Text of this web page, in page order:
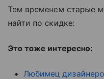
Тем временем старые
найти по скидке:
Это тоже интересно:
Любимец